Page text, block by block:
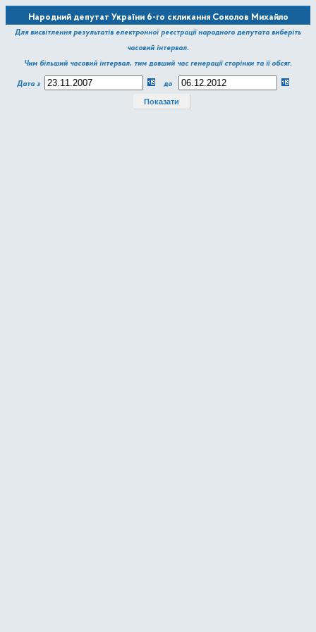
Народний депутат України 6-го скликання Соколов Михайло
Володимирович
Для висвітлення результатів електронної реєстрації народного депутата виберіть
часовий інтервал.
Чим більший часовий інтервал, тим довший час генерації сторінки та її обсяг.
Дата з до